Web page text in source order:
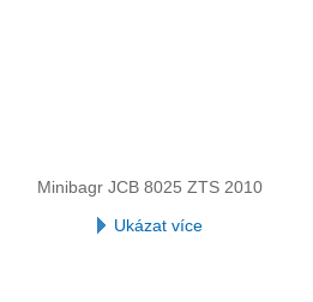
Minibagr JCB 8025 ZTS 2010
Ukázat více